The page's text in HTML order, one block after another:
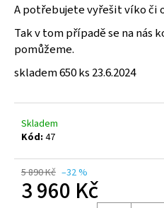
A potřebujete vyřešit víko či
Tak v tom případě se na nás
pomůžeme.
skladem 650 ks 23.6.2024
Skladem
Kód: 47
5 890 Kč –32 %
3 960 Kč